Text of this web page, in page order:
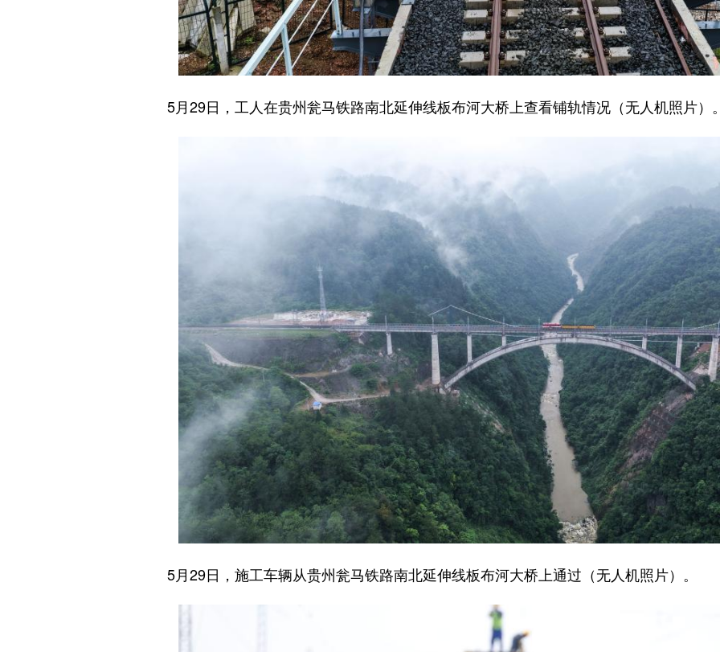
5月29日，工人在贵州瓮马铁路南北延伸线板布河大桥上查看铺轨情况（无人机照片）
5月29日，施工车辆从贵州瓮马铁路南北延伸线板布河大桥上通过（无人机照片）。